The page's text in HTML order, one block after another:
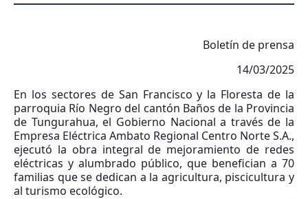
Boletín de prensa
14/03/2025
En los sectores de San Francisco y la Floresta de la
parroquia Río Negro del cantón Baños de la Provincia
de Tungurahua, el Gobierno Nacional a través de la
Empresa Eléctrica Ambato Regional Centro Norte S.A.,
ejecutó la obra integral de mejoramiento de redes
eléctricas y alumbrado público, que benefician a 70
familias que se dedican a la agricultura, piscicultura y
al turismo ecológico.